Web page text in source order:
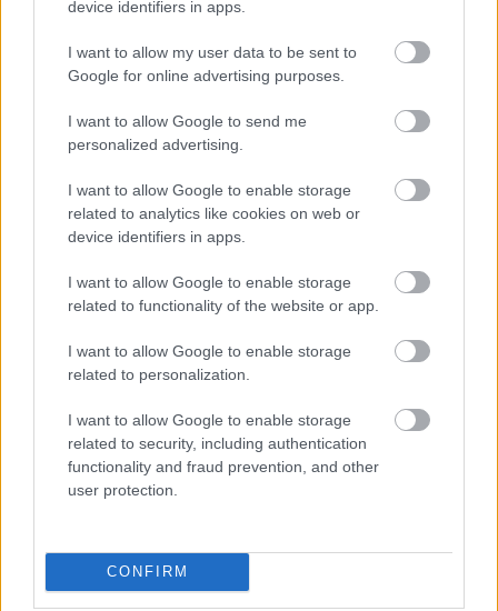
device identifiers in apps.
I want to allow my user data to be sent to
Google for online advertising purposes.
I want to allow Google to send me
personalized advertising.
I want to allow Google to enable storage
related to analytics like cookies on web or
device identifiers in apps.
I want to allow Google to enable storage
related to functionality of the website or app.
I want to allow Google to enable storage
related to personalization.
I want to allow Google to enable storage
related to security, including authentication
functionality and fraud prevention, and other
user protection.
CONFIRM
hagyományos díszítés az írott kottaképpel.
Saját feldolgozásaiban pedig poétikus
szépséggel, játszi könnyedséggel használja
népzenéről rendelkezésünkre áll.
Izgalmas, fajsúlyos, világraszóló kísérlet ez a
lemez Dongótól és kitűnő társaitól!
Hallgatása közben eszembe jut, hogy Bartók
1911-ben – amikor már kialakult a
parasztzenét is asszimiláló markáns stílusa,
vehemensebben támadta –, néhány fiatal
muzsikussal létrehozta az Új Magyar Zene
törekvések istápolására. Eljátszom a
gondolattal: micsoda művek születtek volna
akkoriban, ha a szerzőknek ilyen készségű
előadók álltak volna rendelkezésére, mint
ebben a társaságban Dongónak a Mester
ma, ha élne?